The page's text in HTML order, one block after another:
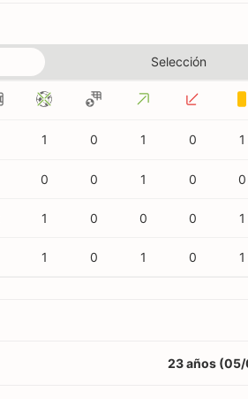
Selección
1 0 1 0 1
0 0 1 0 0
1 0 0 0 1
1 0 1 0 1
23 años